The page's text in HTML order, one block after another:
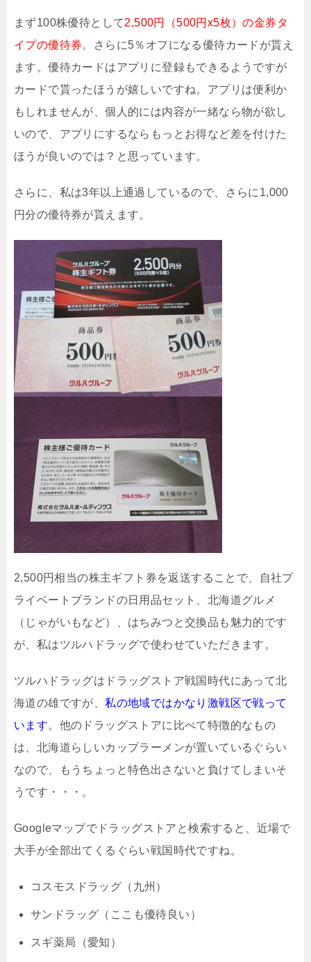
まず100株優待として2,500円（500円x5枚）の金券タ
イプの優待券。さらに5％オフになる優待カードが貰え
ます。優待カードはアプリに登録もできるようですが
カードで貰ったほうが嬉しいですね。アプリは便利か
もしれませんが、個人的には内容が一緒なら物が欲し
いので、アプリにするならもっとお得など差を付けた
ほうが良いのでは？と思っています。
さらに、私は3年以上通過しているので、さらに1,000
円分の優待券が貰えます。
2,500円相当の株主ギフト券を返送することで、自社プ
ライベートブランドの日用品セット、北海道グルメ
（じゃがいもなど）、はちみつと交換品も魅力的です
が、私はツルハドラッグで使わせていただきます。
ツルハドラッグはドラッグストア戦国時代にあって北
海道の雄ですが、私の地域ではかなり激戦区で戦って
います。他のドラッグストアに比べて特徴的なもの
は、北海道らしいカップラーメンが置いているぐらい
なので、もうちょっと特色出さないと負けてしまいそ
うです・・・。
Googleマップでドラッグストアと検索すると、近場で
大手が全部出てくるぐらい戦国時代ですね。
コスモスドラッグ（九州）
サンドラッグ（ここも優待良い）
スギ薬局（愛知）